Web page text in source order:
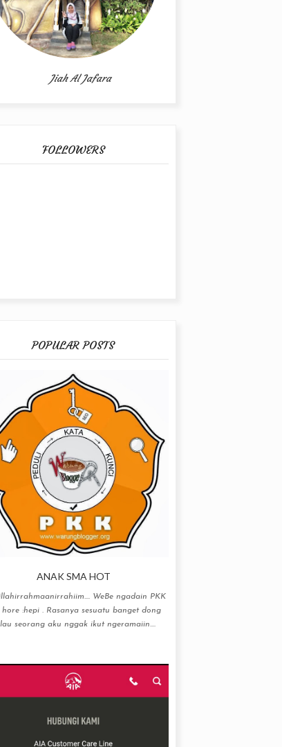
Jiah Al Jafara
FOLLOWERS
POPULAR POSTS
ANAK SMA HOT
WeBe ngadain PKK
:hepi . Rasanya sesuatu banget dong
seorang aku nggak ikut ngeramaiin....